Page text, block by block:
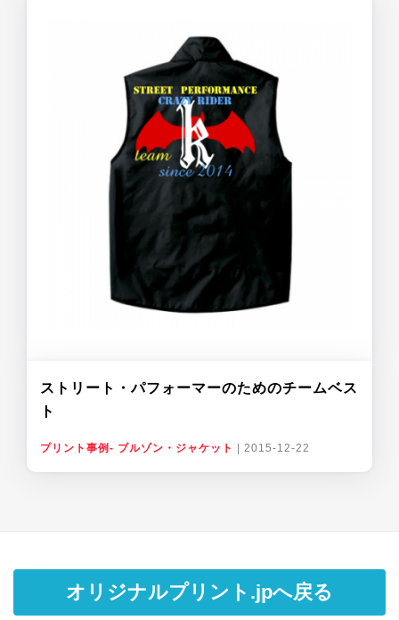
ストリート・パフォーマーのためのチームベス
ト
プリント事例- ブルゾン・ジャケット 2015-12-22
オリジナルプリント.jpへ戻る